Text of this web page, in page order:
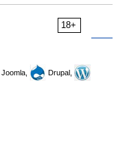
18+
Joomla,
Drupal,